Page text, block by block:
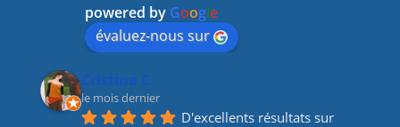
o
k
powered by Google
évaluez-nous sur
Cristina C.
le mois dernier
D'excellents résultats sur